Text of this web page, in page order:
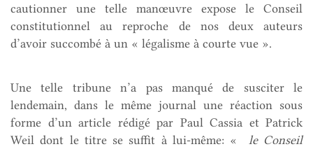
cautionner une telle manœuvre expose le Conseil
constitutionnel au reproche de nos deux auteurs
d’avoir succombé à un « légalisme à courte vue ».
Une telle tribune n’a pas manqué de susciter le
lendemain, dans le même journal une réaction sous
forme d’un article rédigé par Paul Cassia et Patrick
Weil dont le titre se suffit à lui-même: «
le Conseil